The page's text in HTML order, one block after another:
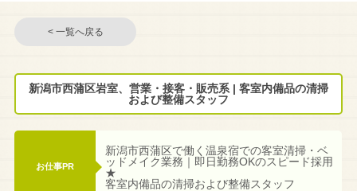
< 一覧へ戻る
新潟市西蒲区岩室、営業・接客・販売系 | 客室内備品の清掃
および整備スタッフ
お仕事PR
新潟市西蒲区で働く温泉宿での客室清掃・ベ
ッドメイク業務｜即日勤務OKのスピード採用
★
客室内備品の清掃および整備スタッフ